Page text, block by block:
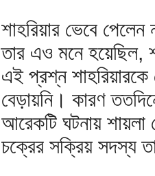
শাহরিয়ার ভেবে
তার এও মনে হয়েছিল,
এই প্রশ্ন শাহরিয়ারকে
বেড়ায়নি। কারণ
আরেকটি ঘটনায়
চক্রের সক্রিয় সদস্য